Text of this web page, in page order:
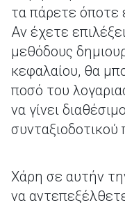
τα πάρετε όποτε
Αν έχετε
μεθόδους
κεφαλαίου, θα
ποσό του
να γίνει
Χάρη σε αυτήν
να